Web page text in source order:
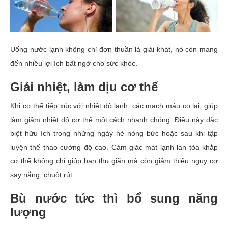
Uống nước lạnh không chỉ đơn thuần là giải khát, nó còn mang
đến nhiều lợi ích bất ngờ cho sức khỏe.
Giải nhiệt, làm dịu cơ thể
Khi cơ thể tiếp xúc với nhiệt độ lạnh, các mạch máu co lại, giúp
làm giảm nhiệt độ cơ thể một cách nhanh chóng. Điều này đặc
biệt hữu ích trong những ngày hè nóng bức hoặc sau khi tập
luyện thể thao cường độ cao. Cảm giác mát lạnh lan tỏa khắp
cơ thể không chỉ giúp bạn thư giãn mà còn giảm thiểu nguy cơ
say nắng, chuột rút.
Bù nước tức thì bổ sung năng
lượng